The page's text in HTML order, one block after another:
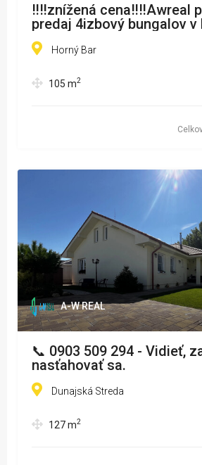
‼️‼️znížená cena‼️‼️Awreal
predaj 4izbový bungalov v
Bare
Horný Bar
105 m2
A-W REAL
📞 0903 509 294 - Vidieť,
nasťahovať sa.
Dunajská Streda
127m2